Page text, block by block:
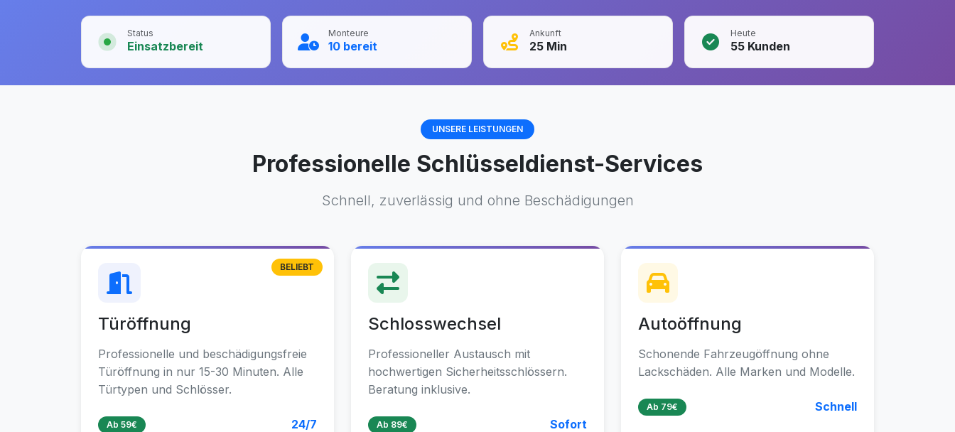
Status
Einsatzbereit
Monteure
10 bereit
Ankunft
25 Min
Heute
55 Kunden
UNSERE LEISTUNGEN
Professionelle Schlüsseldienst-Services
Schnell, zuverlässig und ohne Beschädigungen
Türöffnung
Professionelle und beschädigungsfreie
Türöffnung in nur 15-30 Minuten. Alle
Türtypen und Schlösser.
Ab 59€ 24/7
BELIEBT
Schlosswechsel
Professioneller Austausch mit
hochwertigen Sicherheitsschlössern.
Beratung inklusive.
Ab 89€ Sofort
Autoöffnung
Schonende Fahrzeugöffnung ohne
Lackschäden. Alle Marken und Modelle.
Ab 79€ Schnell